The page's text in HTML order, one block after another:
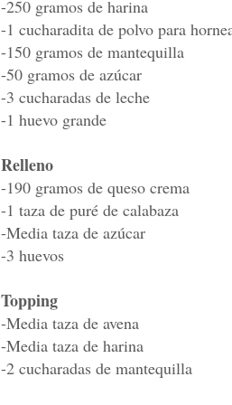
-250 gramos de harina
-1 cucharadita de polvo para
-150 gramos de mantequilla
-50 gramos de azúcar
-3 cucharadas de leche
-1 huevo grande
Relleno
-190 gramos de queso crema
-1 taza de puré de calabaza
-Media taza de azúcar
-3 huevos
Topping
-Media taza de avena
-Media taza de harina
-2 cucharadas de mantequilla